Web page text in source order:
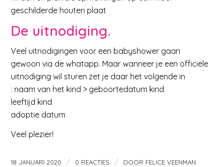
geschilderde houten plaat
De uitnodiging.
Veel uitnodigingen voor een babyshower gaan
gewoon via de whatapp. Maar wanneer je een officiële
uitnodiging wil sturen zet je daar het volgende in
: naam van het kind > geboortedatum kind
leeftijd kind
adoptie datum
Veel plezier!
18 JANUARI 2020 / 0 REACTIES / DOOR FELICE VEENMAN